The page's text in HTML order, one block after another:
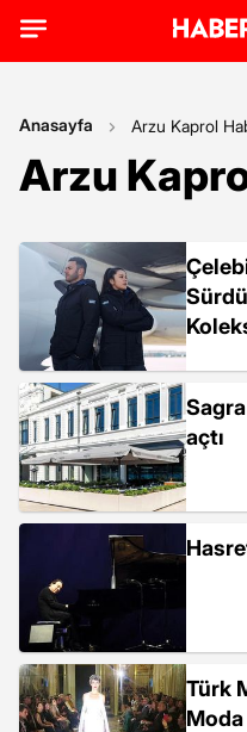
Anasayfa Arzu Kaprol
Arzu
açtı
Türk